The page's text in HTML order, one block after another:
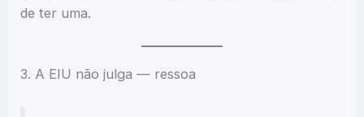
de ter uma.
3. A EIU não julga — ressoa